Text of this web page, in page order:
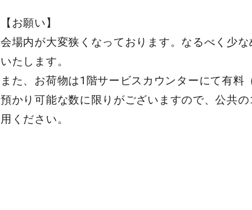
【お願い】
会場内が大変狭くなっております。なるべく少
いたします。
また、お荷物は1階サービスカウンターにて有料
預かり可能な数に限りがございますので、公共
用ください。